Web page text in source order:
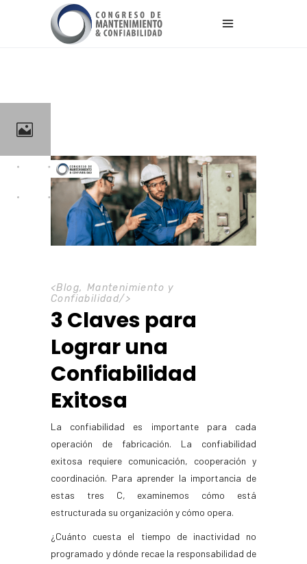
<Blog, Mantenimiento y
Confiabilidad/>
3 Claves para
Lograr una
Confiabilidad
Exitosa
La confiabilidad es importante para cada
operación de fabricación. La confiabilidad
exitosa requiere comunicación, cooperación y
coordinación. Para aprender la importancia de
estas tres C, examinemos cómo está
estructurada su organización y cómo opera.
¿Cuánto cuesta el tiempo de inactividad no
programado y dónde recae la responsabilidad de